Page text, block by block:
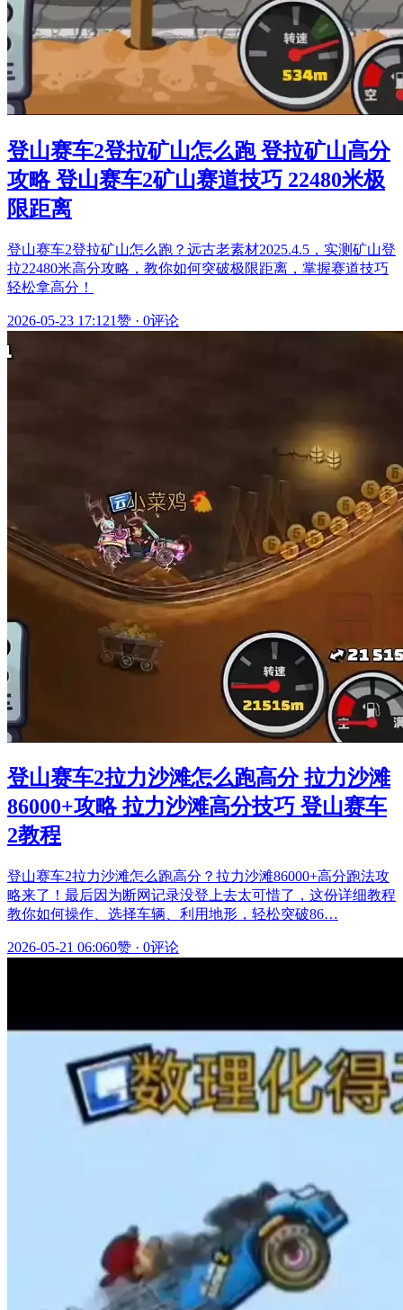
登山赛车2登拉矿山怎么跑 登拉矿山高分
攻略 登山赛车2矿山赛道技巧 22480米极
限距离
登山赛车2登拉矿山怎么跑？远古老素材2025.4.5，实测矿山登
拉22480米高分攻略，教你如何突破极限距离，掌握赛道技巧
轻松拿高分！
2026-05-23 17:121赞 · 0评论
登山赛车2拉力沙滩怎么跑高分 拉力沙滩
86000+攻略 拉力沙滩高分技巧 登山赛车
2教程
登山赛车2拉力沙滩怎么跑高分？拉力沙滩86000+高分跑法攻
略来了！最后因为断网记录没登上去太可惜了，这份详细教程
教你如何操作、选择车辆、利用地形，轻松突破86…
2026-05-21 06:060赞 · 0评论